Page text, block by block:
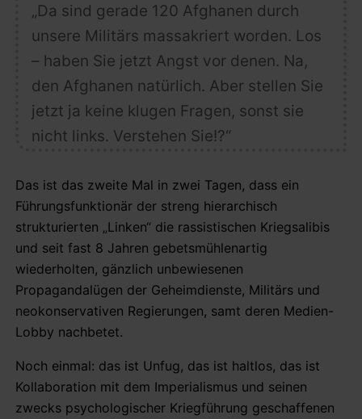
„Da sind gerade 120 Afghanen durch
unsere Militärs massakriert worden. Los
– haben Sie jetzt Angst vor denen. Na,
den Afghanen natürlich. Aber stellen Sie
jetzt ja keine klugen Fragen, sonst sie
nicht links. Verstehen Sie!?“
Das ist das zweite Mal in zwei Tagen, dass ein
Führungsfunktionär der streng hierarchisch
strukturierten „Linken“ die rassistischen Kriegsalibis
und seit fast 8 Jahren gebetsmühlenartig
wiederholten, gänzlich unbewiesenen
Propagandalügen der Geheimdienste, Militärs und
neokonservativen Regierungen, samt deren Medien-
Lobby nachbetet.
Noch einmal: das ist Unfug, das ist haltlos, das ist
Kollaboration mit dem Imperialismus und seinen
zwecks psychologischer Kriegführung geschaffenen